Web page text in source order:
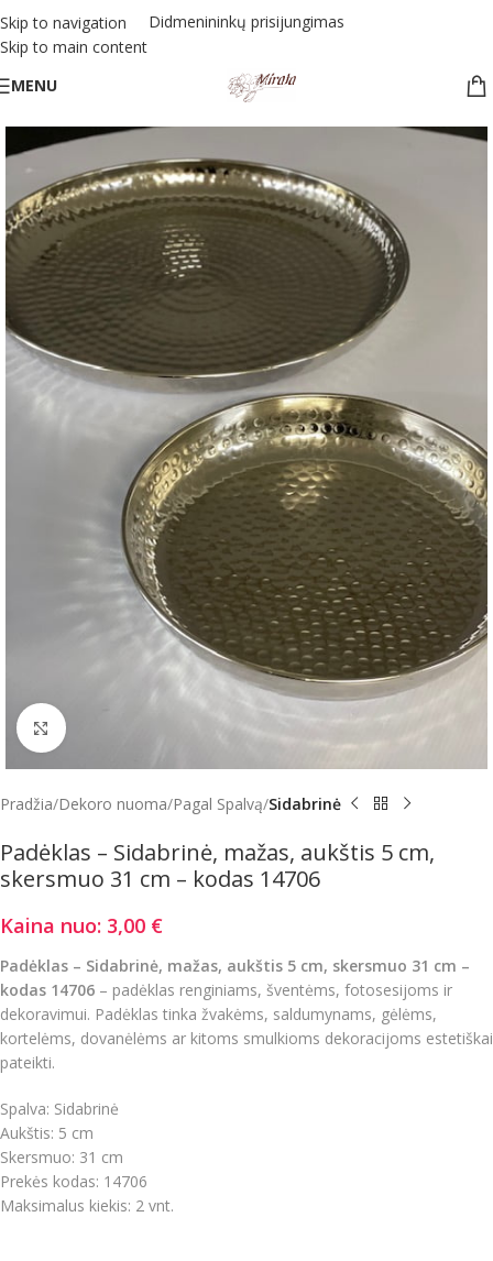
Skip to navigation
Skip to main content
Didmenininkų prisijungimas
MENU
Click to enlarge
Pradžia Dekoro nuoma Pagal Spalvą Sidabrinė
Padėklas – Sidabrinė, mažas, aukštis 5 cm,
skersmuo 31 cm – kodas 14706
Kaina nuo: 3,00 €
Padėklas – Sidabrinė, mažas, aukštis 5 cm, skersmuo 31 cm –
kodas 14706 – padėklas renginiams, šventėms, fotosesijoms ir
dekoravimui. Padėklas tinka žvakėms, saldumynams, gėlėms,
kortelėms, dovanėlėms ar kitoms smulkioms dekoracijoms estetiškai
pateikti.
Spalva: Sidabrinė
Aukštis: 5 cm
Skersmuo: 31 cm
Prekės kodas: 14706
Maksimalus kiekis: 2 vnt.